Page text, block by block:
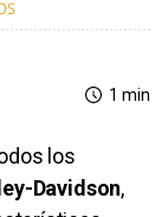
1 min
los
Davidson,